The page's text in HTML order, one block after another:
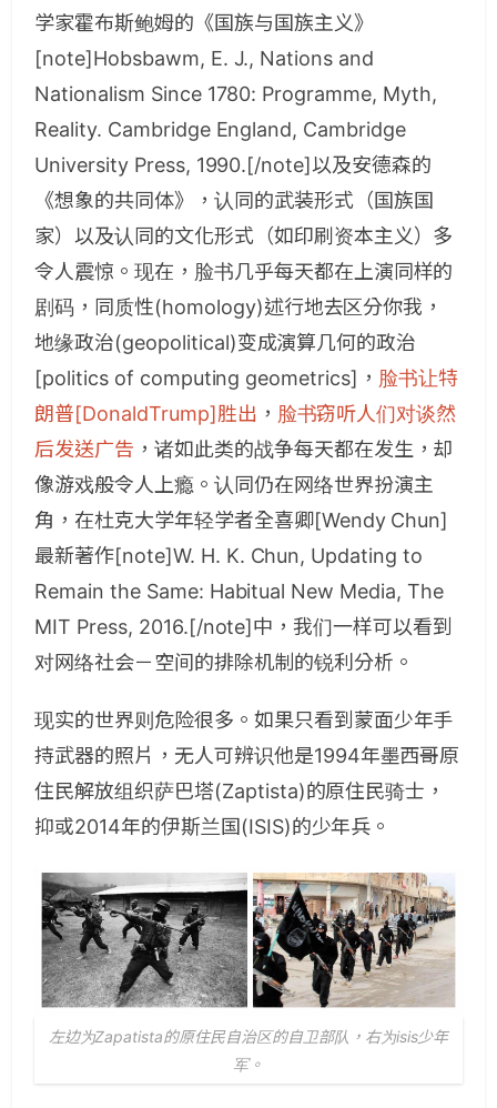
学家霍布斯鲍姆的《国族与国族主义》
[note]Hobsbawm, E. J., Nations and
Nationalism Since 1780: Programme, Myth,
Reality. Cambridge England, Cambridge
University Press, 1990.[/note]以及安德森的
《想象的共同体》，认同的武装形式（国族国
家）以及认同的文化形式（如印刷资本主义）多
令人震惊。现在，脸书几乎每天都在上演同样的
剧码，同质性(homology)述行地去区分你我，
地缘政治(geopolitical)变成演算几何的政治
[politics of computing geometrics]， 脸书让特
朗普[DonaldTrump]胜出 ， 脸书窃听人们对谈然
后发送广告 ，诸如此类的战争每天都在发生，却
像游戏般令人上瘾。认同仍在网络世界扮演主
角，在杜克大学年轻学者全喜卿[Wendy Chun]
最新著作[note]W. H. K. Chun, Updating to
Remain the Same: Habitual New Media, The
MIT Press, 2016.[/note]中，我们一样可以看到
对网络社会－空间的排除机制的锐利分析。
现实的世界则危险很多。如果只看到蒙面少年手
持武器的照片，无人可辨识他是1994年墨西哥原
住民解放组织萨巴塔(Zaptista)的原住民骑士，
抑或2014年的伊斯兰国(ISIS)的少年兵。
左边为Zapatista的原住民自治区的自卫部队，右为isis少年
军。